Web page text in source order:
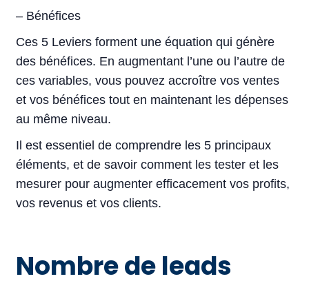
– Bénéfices
Ces 5 Leviers forment une équation qui génère
des bénéfices. En augmentant l’une ou l’autre de
ces variables, vous pouvez accroître vos ventes
et vos bénéfices tout en maintenant les dépenses
au même niveau.
Il est essentiel de comprendre les 5 principaux
éléments, et de savoir comment les tester et les
mesurer pour augmenter efficacement vos profits,
vos revenus et vos clients.
Nombre de leads